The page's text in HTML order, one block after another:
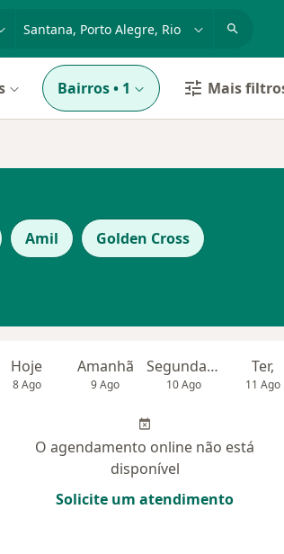
Bairros• 1 Mais
Amil Golden Cross
Hoje
8 Ago
Amanhã
9 Ago
Segunda-feira
10 Ago
Ter,
11 Ago
O agendamento online não está
disponível
Solicite um atendimento